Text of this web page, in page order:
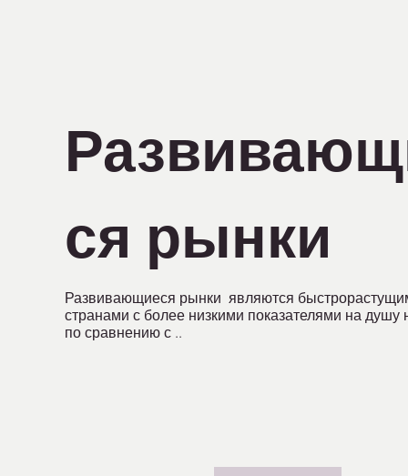
ся рынки
Развивающиеся рынки являются
странами с более низкими показателями на душу
по сравнению с ..